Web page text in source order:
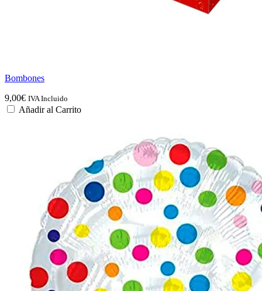
Bombones
9,00€ IVA Incluido
Añadir al Carrito